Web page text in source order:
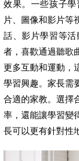
效果。一些孩子
片、圖像和影片等
話、影片學習等
者，喜歡通過聽歌
更多互動和運動，
學習興趣。家長需
合適的家教。選擇
率，還能讓學習變
長可以更有針對性